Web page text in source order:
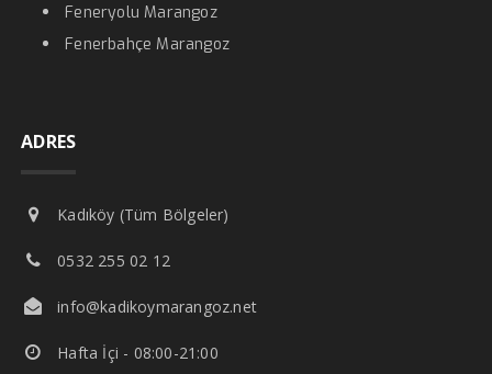
Feneryolu Marangoz
Fenerbahçe Marangoz
ADRES
Kadıköy (Tüm Bölgeler)
0532 255 02 12
info@kadikoymarangoz.net
Hafta İçi - 08:00-21:00